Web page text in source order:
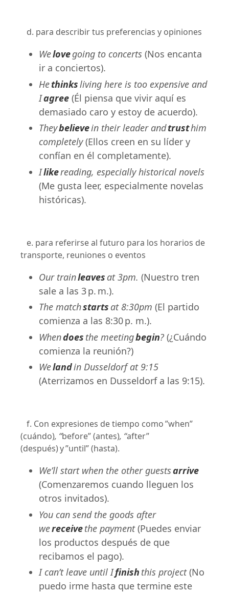
d. para describir tus preferencias y opiniones
Welovegoing to concerts (Nos encanta
ir a conciertos).
Hethinksliving here is too expensive and
Iagree (Él piensa que vivir aquí es
demasiado caro y estoy de acuerdo).
Theybelievein their leader andtrusthim
completely(Ellos creen en su líder y
confían en él completamente).
Ilikereading, especially historical novels
(Me gusta leer, especialmente novelas
históricas).
e. para referirse al futuro para los horarios de
transporte, reuniones o eventos
Our trainleaves at 3pm. (Nuestro tren
sale a las 3 p. m.).
The matchstarts at 8:30pm (El partido
comienza a las 8:30 p. m.).
Whendoes the meetingbegin? (¿Cuándo
comienza la reunión?)
Welandin Dusseldorf at 9:15
(Aterrizamos en Dusseldorf a las 9:15).
f. Con expresiones de tiempo como ”when”
(cuándo), “before” (antes), “after”
(después)y ”until” (hasta).
We’ll start when the other guestsarrive
(Comenzaremos cuando lleguen los
otros invitados).
You can send the goods after
wereceivethe payment(Puedes enviar
los productos después de que
recibamos el pago).
I can’t leave until Ifinish this project(No
puedo irme hasta que termine este